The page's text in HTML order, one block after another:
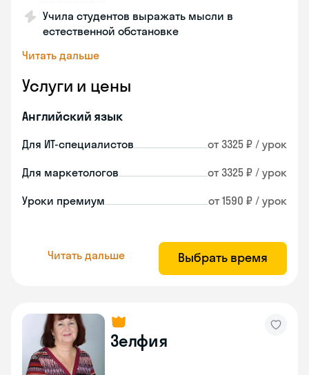
Учила студентов выражать мысли в
естественной обстановке
Читать дальше
Услуги и цены
Английский язык
Для ИТ-специалистов от 3325 ₽ / урок
Для маркетологов от 3325 ₽ / урок
Уроки премиум от 1590 ₽ / урок
Читать дальше Выбрать время
Зелфия